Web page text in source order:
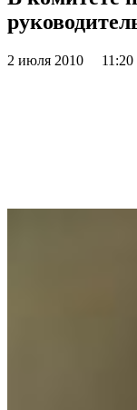
2 июля 2010 11:20